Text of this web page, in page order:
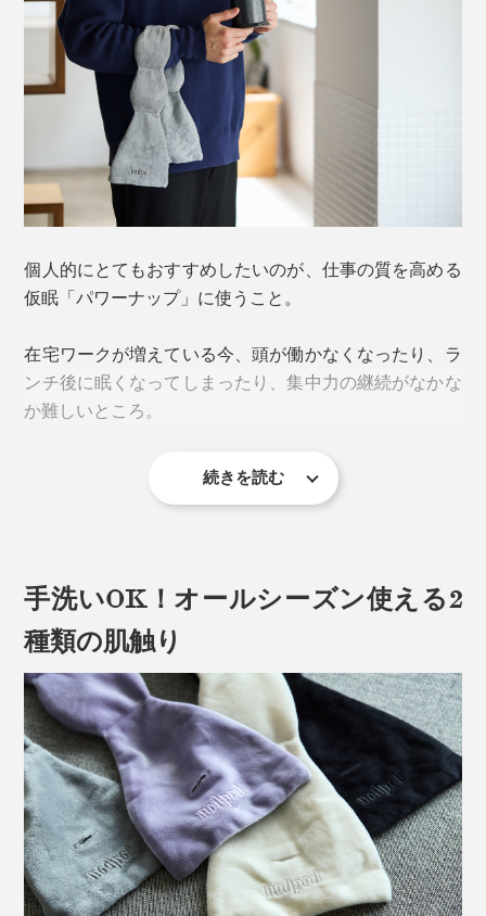
マイクロビーズの心地いい重さ（圧力）と、頭部を包み
込むようにフィットする設計（※米国特許取得済み）に
よって、「ハグされているような安心感」を与えてくれ
ます。
ちよさはやみつきに。朝、いつも以上に「ぐっすり寝
た！」を実感するはずです。
（※）「Dr. Temple Grandin’s Website」による「 Calming Effects of Deep
Touch Pressure in Patients with Autistic Disorder, College Students, and
Animals
」より
本品を目の上に乗せると、ちょうどビーズポッドが耳元
をやさしく覆う設計に。音を完全に遮ることはできませ
んが、耳が覆われていることで安心感も一層高まりま
す。
特に冬場などの寒い季節は、イヤーマフをふんわり乗せ
寝ている間にストラップで耳が痛くなることもなく快適
です。
個人的にとてもおすすめしたいのが、仕事の質を高める
仮眠「パワーナップ」に使うこと。
在宅ワークが増えている今、頭が働かなくなったり、ラ
ンチ後に眠くなってしまったり、集中力の継続がなかな
か難しいところ。
そんなとき、15〜30分のパワーナップ（積極的仮眠）
なっているビジネス習慣です。
続きを読む
手洗いOK！オールシーズン使える2
種類の肌触り